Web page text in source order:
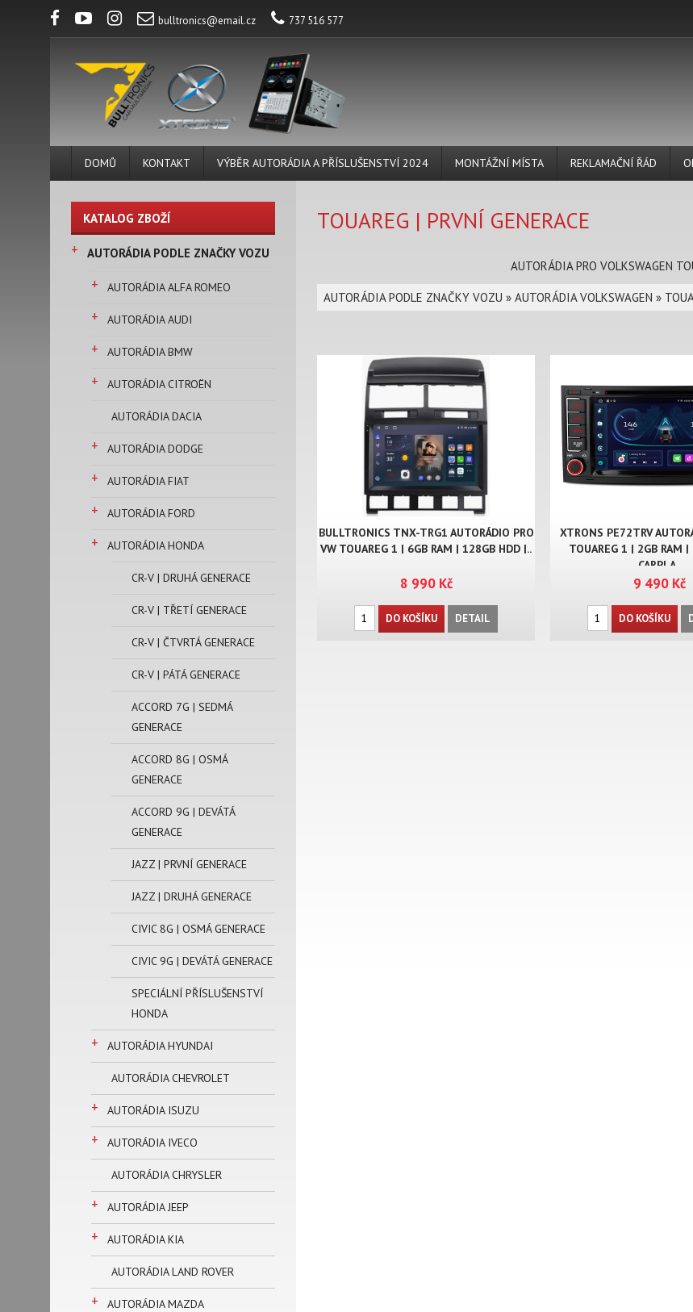
bulltronics@email.cz 737 516 577
DOMŮ KONTAKT VÝBĚR AUTORÁDIA A PŘÍSLUŠENSTVÍ 2024 MONTÁŽNÍ MÍSTA REKLAMAČNÍ ŘÁD
KATALOG ZBOŽÍ
+ AUTORÁDIA PODLE ZNAČKY VOZU
+ AUTORÁDIA ALFA ROMEO
+ AUTORÁDIA AUDI
+ AUTORÁDIA BMW
+ AUTORÁDIA CITROËN
AUTORÁDIA DACIA
+ AUTORÁDIA DODGE
+ AUTORÁDIA FIAT
+ AUTORÁDIA FORD
+ AUTORÁDIA HONDA
CR-V | DRUHÁ GENERACE
CR-V | TŘETÍ GENERACE
CR-V | ČTVRTÁ GENERACE
CR-V | PÁTÁ GENERACE
ACCORD 7G | SEDMÁ
GENERACE
ACCORD 8G | OSMÁ
GENERACE
ACCORD 9G | DEVÁTÁ
GENERACE
JAZZ | PRVNÍ GENERACE
JAZZ | DRUHÁ GENERACE
CIVIC 8G | OSMÁ GENERACE
CIVIC 9G | DEVÁTÁ GENERACE
SPECIÁLNÍ PŘÍSLUŠENSTVÍ
HONDA
+ AUTORÁDIA HYUNDAI
AUTORÁDIA CHEVROLET
+ AUTORÁDIA ISUZU
+ AUTORÁDIA IVECO
AUTORÁDIA CHRYSLER
+ AUTORÁDIA JEEP
+ AUTORÁDIA KIA
AUTORÁDIA LAND ROVER
+ AUTORÁDIA MAZDA
TOUAREG | PRVNÍ GENERACE
AUTORÁDIA PRO VOLKSWAGEN
AUTORÁDIA PODLE ZNAČKY VOZU » AUTORÁDIA VOLKSWAGEN »
BULLTRONICS TNX-TRG1 AUTORÁDIO PRO
VW TOUAREG 1 | 6GB RAM | 128GB HDD |..
8 990 Kč
DO KOŠÍKU DETAIL
XTRONS PE72TRV
TOUAREG 1 | 2GB RAM
CARPLA..
9 490 Kč
DO KOŠÍKU